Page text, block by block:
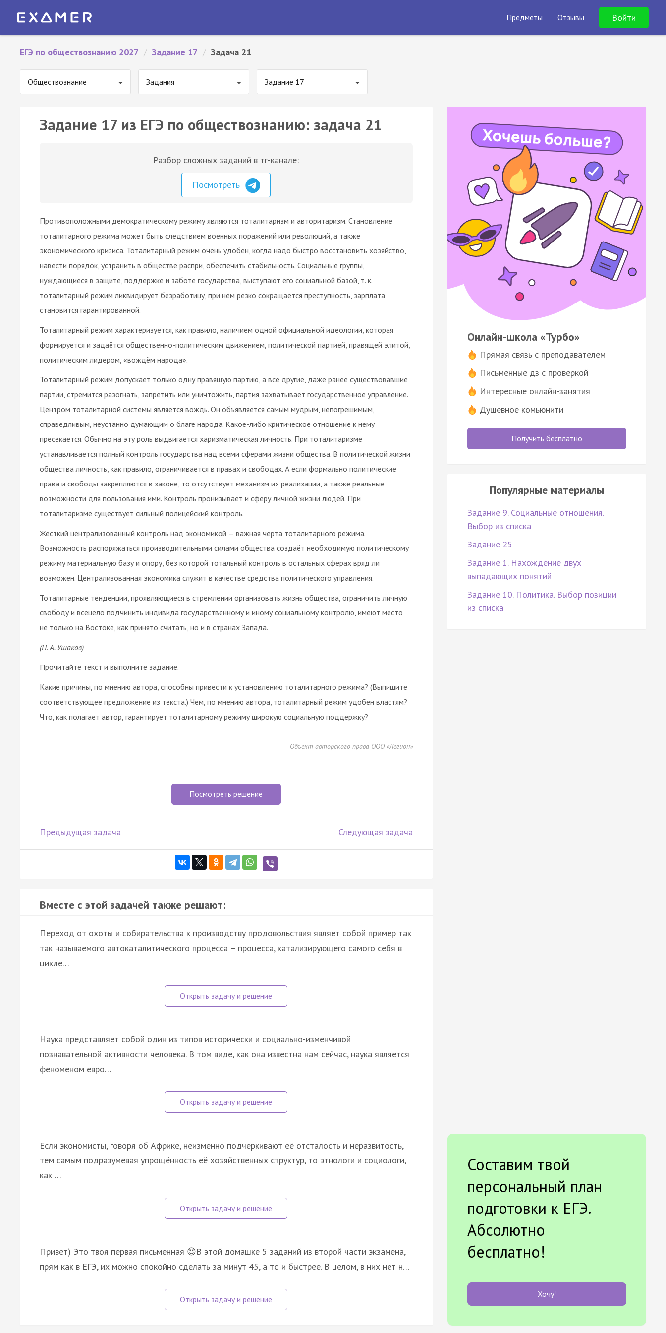
Предметы Отзывы Войти
ЕГЭ по обществознанию 2027 / Задание 17 / Задача 21
Обществознание Задания Задание 17
Задание 17 из ЕГЭ по обществознанию: задача 21
Разбор сложных заданий в тг-канале:
Посмотреть
Противоположными демократическому режиму являются тоталитаризм и авторитаризм. Становление
тоталитарного режима может быть следствием военных поражений или революций, а также
экономического кризиса. Тоталитарный режим очень удобен, когда надо быстро восстановить хозяйство,
навести порядок, устранить в обществе распри, обеспечить стабильность. Социальные группы,
нуждающиеся в защите, поддержке и заботе государства, выступают его социальной базой, т. к.
тоталитарный режим ликвидирует безработицу, при нём резко сокращается преступность, зарплата
становится гарантированной.
Тоталитарный режим характеризуется, как правило, наличием одной официальной идеологии, которая
формируется и задаётся общественно-политическим движением, политической партией, правящей элитой,
политическим лидером, «вождём народа».
Тоталитарный режим допускает только одну правящую партию, а все другие, даже ранее существовавшие
партии, стремится разогнать, запретить или уничтожить, партия захватывает государственное управление.
Центром тоталитарной системы является вождь. Он объявляется самым мудрым, непогрешимым,
справедливым, неустанно думающим о благе народа. Какое-либо критическое отношение к нему
пресекается. Обычно на эту роль выдвигается харизматическая личность. При тоталитаризме
устанавливается полный контроль государства над всеми сферами жизни общества. В политической жизни
общества личность, как правило, ограничивается в правах и свободах. А если формально политические
права и свободы закрепляются в законе, то отсутствует механизм их реализации, а также реальные
возможности для пользования ими. Контроль пронизывает и сферу личной жизни людей. При
тоталитаризме существует сильный полицейский контроль.
Жёсткий централизованный контроль над экономикой — важная черта тоталитарного режима.
Возможность распоряжаться производительными силами общества создаёт необходимую политическому
режиму материальную базу и опору, без которой тотальный контроль в остальных сферах вряд ли
возможен. Централизованная экономика служит в качестве средства политического управления.
Тоталитарные тенденции, проявляющиеся в стремлении организовать жизнь общества, ограничить личную
свободу и всецело подчинить индивида государственному и иному социальному контролю, имеют место
не только на Востоке, как принято считать, но и в странах Запада.
(П. А. Ушаков)
Прочитайте текст и выполните задание.
Какие причины, по мнению автора, способны привести к установлению тоталитарного режима? (Выпишите
соответствующее предложение из текста.) Чем, по мнению автора, тоталитарный режим удобен властям?
Что, как полагает автор, гарантирует тоталитарному режиму широкую социальную поддержку?
Объект авторского права ООО «Легион»
Посмотреть решение
Предыдущая задача Следующая задача
Вместе с этой задачей также решают:
Переход от охоты и собирательства к производству продовольствия являет собой пример так
так называемого автокаталитического процесса – процесса, катализирующего самого себя в
цикле…
Наука представляет собой один из типов исторически и социально-изменчивой
познавательной активности человека. В том виде, как она известна нам сейчас, наука является
феноменом евро…
Если экономисты, говоря об Африке, неизменно подчеркивают её отсталость и неразвитость,
тем самым подразумевая упрощённость её хозяйственных структур, то этнологи и социологи,
как …
Привет) Это твоя первая письменная 😍В этой домашке 5 заданий из второй части экзамена,
прям как в ЕГЭ, их можно спокойно сделать за минут 45, а то и быстрее. В целом, в них нет н…
Онлайн-школа «Турбо»
Прямая связь с преподавателем
Письменные дз с проверкой
Интересные онлайн-занятия
Душевное комьюнити
Получить бесплатно
Популярные материалы
Задание 9. Социальные отношения.
Выбор из списка
Задание 25
Задание 1. Нахождение двух
выпадающих понятий
Задание 10. Политика. Выбор позиции
из списка
Составим твой
персональный план
подготовки к ЕГЭ.
Абсолютно
бесплатно!
Хочу!